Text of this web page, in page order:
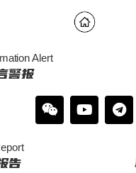
Alert
警报
告